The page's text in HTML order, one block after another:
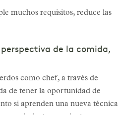
muchos requisitos, reduce las
de la comida,
como chef, a través de
de tener la oportunidad de
si aprenden una nueva técnica